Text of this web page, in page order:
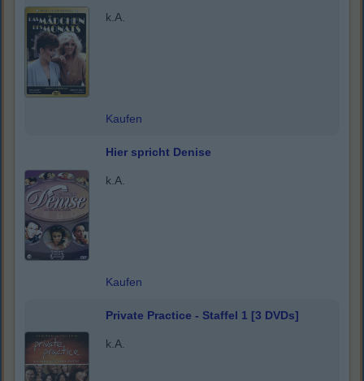
k.A.
Kaufen
Hier spricht Denise
k.A.
Kaufen
Private Practice - Staffel 1 [3 DVDs]
k.A.